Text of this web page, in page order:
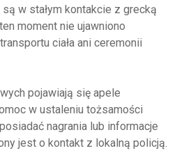
w stałym kontakcie z grecką
moment nie ujawniono
ciała ani ceremonii
pojawiają się apele
w ustaleniu tożsamości
nagrania lub informacje
jest o kontakt z lokalną policją.